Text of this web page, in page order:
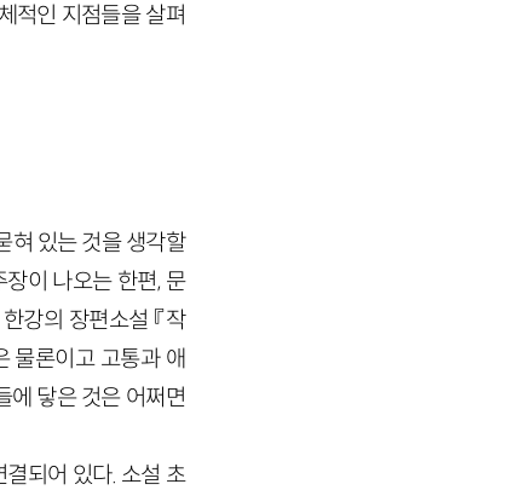
적인 지점들을 살펴
혀 있는 것을 생각할
이 나오는 한편, 문
강의 장편소설 『작
물론이고 고통과 애
에 닿은 것은 어쩌면
결되어 있다. 소설 초